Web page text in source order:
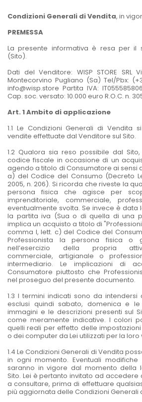
Condizioni Generali di Vendita, in
PREMESSA
La presente informativa è resa per il
(Sito).
Dati del Venditore: WISP STORE SRL
Montecorvino Pugliano (Sa) Tel/Pbx:
info@wisp.store Partita IVA:
Cap. soc. versato: 10.000 euro R.O.C. n.
Art. 1 Ambito di applicazione
1.1 Le Condizioni Generali di Vendita
vendite effettuate dal Venditore sul Sito.
1.2 Qualora sia reso possibile dal
codice fiscale in occasione di un
agendo a titolo di Consumatore ai sensi
a) del Codice del Consumo (Decreto
2005, n. 206). Si ricorda che riveste la
persona fisica che agisce per
imprenditoriale, commerciale,
eventualmente svolta. Se invece è data
la partita iva (Sua o di quella di una
implica un acquisto a titolo di
comma I, lett. c) del Codice del
Professionista la persona fisica o
nell’esercizio della propria
commerciale, artigianale o
intermediario. Le implicazioni di
Consumatore piuttosto che
nel proseguo del presente documento.
1.3 I termini indicati sono da intendersi
esclusi quindi sabato, domenica e le
immagini e le descrizioni presenti sul
come meramente indicative. I colori
quelli reali per effetto delle
o dei computer da Lei utilizzati per la loro
1.4 Le Condizioni Generali di Vendita
in ogni momento. Eventuali
saranno in vigore dal momento della
Sito. Lei è pertanto invitato ad accedere
a consultare, prima di effettuare
più aggiornata delle Condizioni Generali